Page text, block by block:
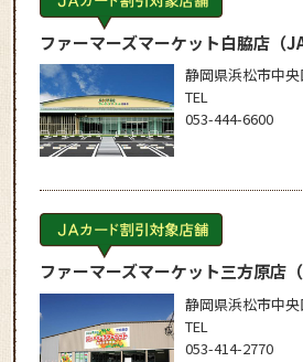
ファーマーズマーケット白脇店（
静岡県浜松市中
TEL
053-444-6600
ファーマーズマーケット三方原店
静岡県浜松市中
TEL
053-414-2770